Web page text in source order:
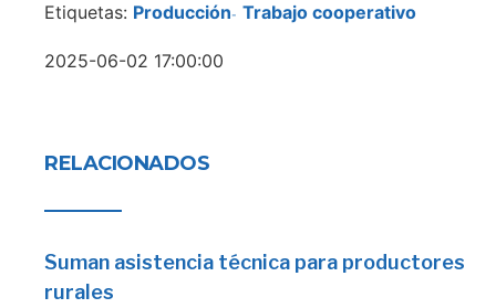
Etiquetas: Producción- Trabajo cooperativo
2025-06-02 17:00:00
RELACIONADOS
Suman asistencia técnica para productores
rurales